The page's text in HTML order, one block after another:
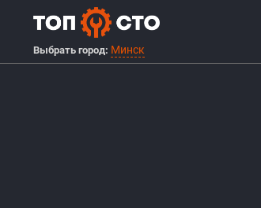
Выбрать город: Минск